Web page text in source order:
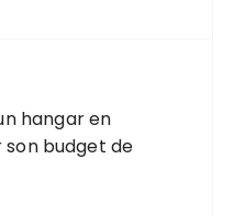
hangar en
budget de